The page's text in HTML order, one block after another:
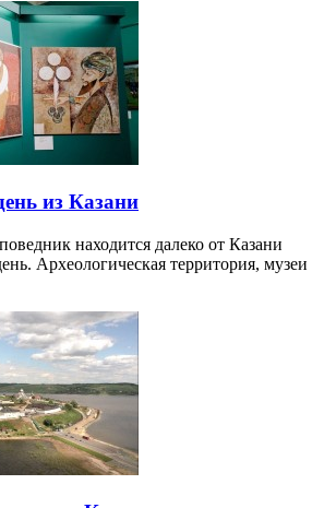
из Казани
находится далеко от Казани
Археологическая территория, музеи